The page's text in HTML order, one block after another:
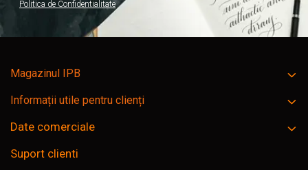
Politica de Confidentialitate
Magazinul IPB
Informații utile pentru clienți
Date comerciale
Suport clienti